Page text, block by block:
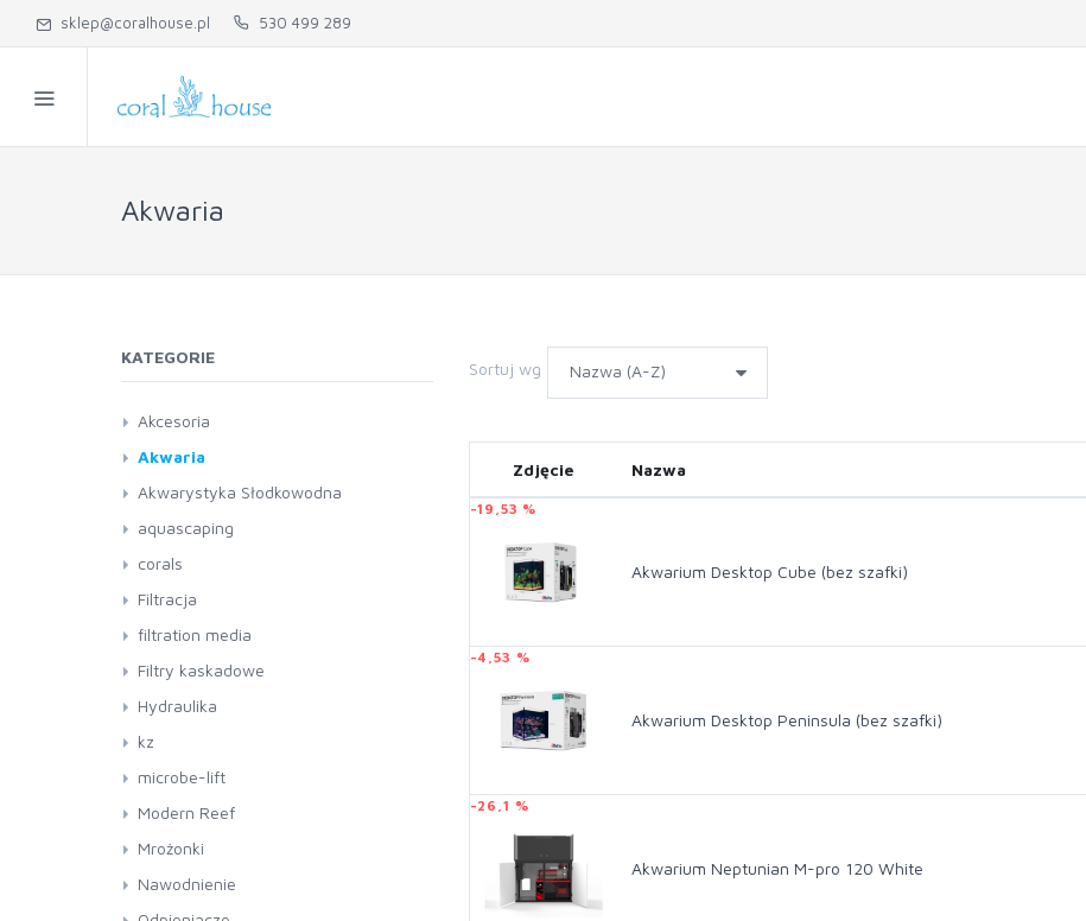
sklep@coralhouse.pl 530 499 289
Akwaria
Sortuj wg
Zdjęcie Nazwa
-19,53 %
Akwarium Desktop Cube (bez szafki)
-4,53 %
Akwarium Desktop Peninsula (bez szafki)
-26,1 %
Akwarium Neptunian M-pro 120 White
KATEGORIE
Akcesoria
Czyściki
Kleje
Podstawki
Pompy
RO
Akwaria
Akwarystyka Słodkowodna
Akwaria
Filtry
aquascaping
corals
Filtracja
filtration media
Filtry kaskadowe
Hydraulika
Mufa
Rury
Trójnik
Zawory
kz
microbe-lift
Modern Reef
Mrożonki
Nawodnienie